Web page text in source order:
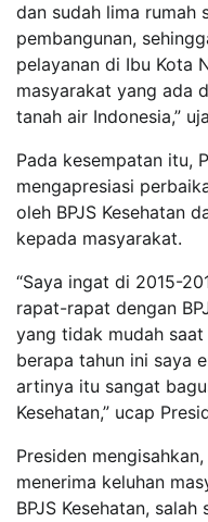
dan sudah lima rumah
pembangunan,
pelayanan di Ibu Kota
masyarakat yang ada
tanah air Indonesia,”
Pada kesempatan itu,
mengapresiasi
oleh BPJS Kesehatan
kepada masyarakat.
“Saya ingat di 2015-
rapat-rapat dengan
yang tidak mudah
berapa tahun ini saya
artinya itu sangat
Kesehatan,” ucap
Presiden
menerima keluhan
BPJS Kesehatan,